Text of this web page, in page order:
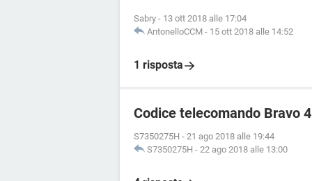
Sabry - 13 ott 2018 alle 17:04
AntonelloCCM - 15 ott 2018 alle 14:52
1 risposta
Codice telecomando Bravo
S7350275H - 21 ago 2018 alle 19:44
S7350275H - 22 ago 2018 alle 13:00